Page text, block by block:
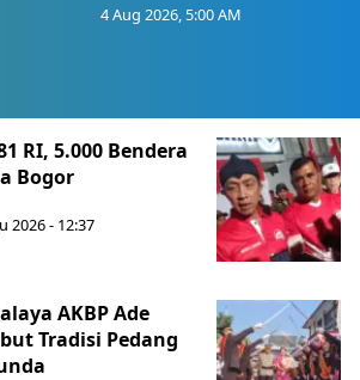
4 Aug 2026, 5:00 AM
RI, 5.000 Bendera
Bogor
2026 - 12:37
AKBP Ade
Tradisi Pedang